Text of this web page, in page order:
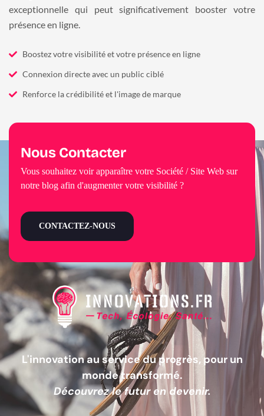
exceptionnelle qui peut significativement booster votre
présence en ligne.
Boostez votre visibilité et votre présence en ligne
Connexion directe avec un public ciblé
Renforce la crédibilité et l'image de marque
L'innovation au service du progrès, pour un
monde transformé.
Découvrez le futur en devenir.
Nous Contacter
Vous souhaitez voir apparaître votre Société / Site Web sur
notre blog afin d'augmenter votre visibilité ?
CONTACTEZ-NOUS